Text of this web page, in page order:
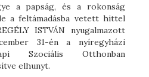
a papság, és a rokonság
a feltámadásba vetett hittel
ISTVÁN nyugalmazott
31-én a nyíregyházi
Szociális Otthonban
elhunyt.